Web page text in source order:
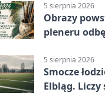
5 sierpnia 2026
Obrazy
pleneru
5 sierpnia 2026
Smocze
Elbląg. Liczy